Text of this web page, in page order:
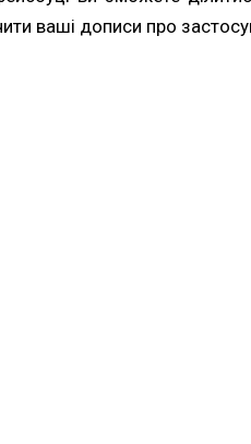
ваші дописи про